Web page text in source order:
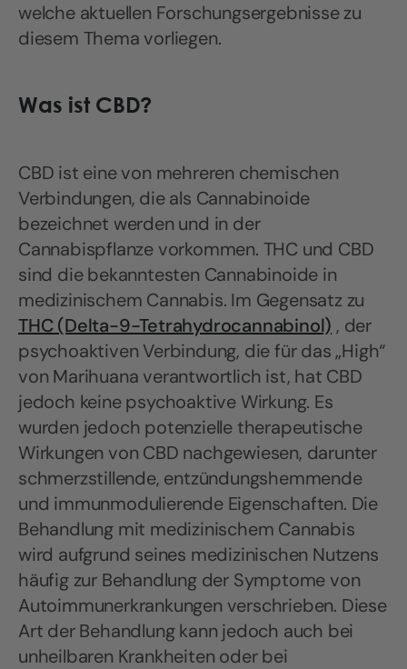
welche aktuellen Forschungsergebnisse zu
diesem Thema vorliegen.
Was ist CBD?
CBD ist eine von mehreren chemischen
Verbindungen, die als Cannabinoide
bezeichnet werden und in der
Cannabispflanze vorkommen. THC und CBD
sind die bekanntesten Cannabinoide in
medizinischem Cannabis. Im Gegensatz zu
THC (Delta-9-Tetrahydrocannabinol) , der
psychoaktiven Verbindung, die für das „High“
von Marihuana verantwortlich ist, hat CBD
jedoch keine psychoaktive Wirkung. Es
wurden jedoch potenzielle therapeutische
Wirkungen von CBD nachgewiesen, darunter
schmerzstillende, entzündungshemmende
und immunmodulierende Eigenschaften. Die
Behandlung mit medizinischem Cannabis
wird aufgrund seines medizinischen Nutzens
häufig zur Behandlung der Symptome von
Autoimmunerkrankungen verschrieben. Diese
Art der Behandlung kann jedoch auch bei
unheilbaren Krankheiten oder bei